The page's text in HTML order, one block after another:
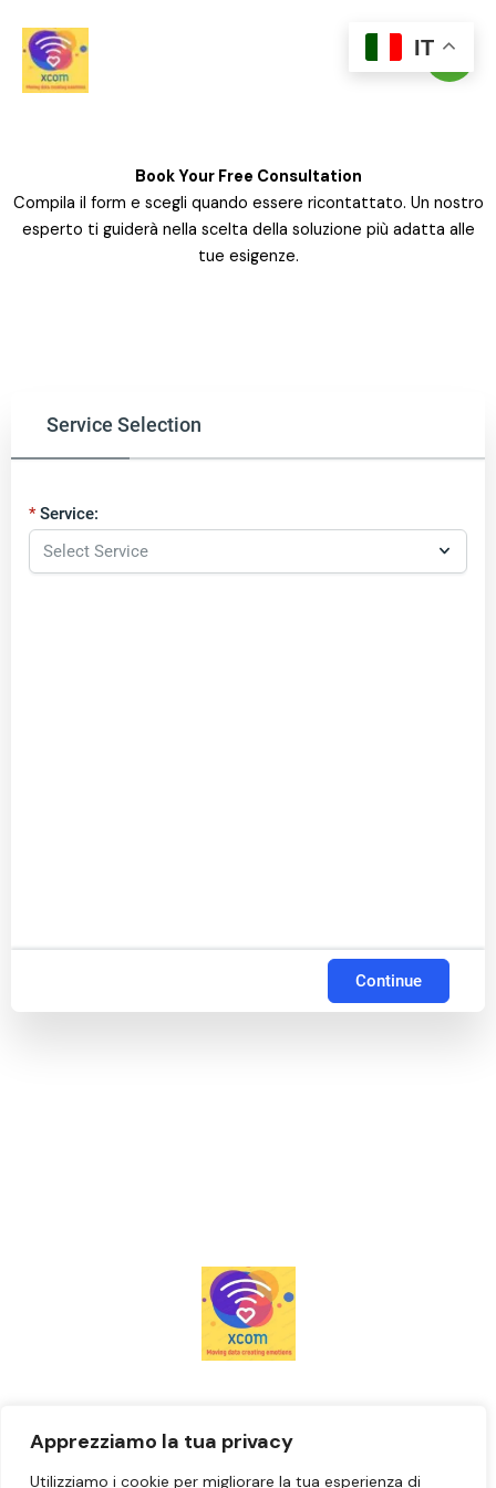
Apprezziamo la tua privacy
Utilizziamo i cookie per migliorare la tua esperienza di
content
Book Your Free Consultation
Compila il form e scegli quando essere ricontattato. Un nostro
esperto ti guiderà nella scelta della soluzione più adatta alle
tue esigenze.
Service Selection
Service:
Continue
Prenota ora
IT